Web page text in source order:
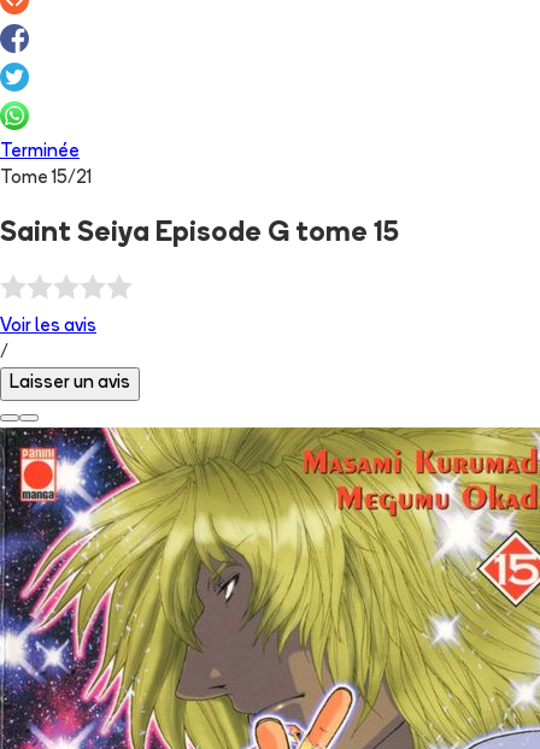
Terminée
Tome15/21
Saint Seiya Episode G tome 15
Voir les avis
/
Laisser un avis